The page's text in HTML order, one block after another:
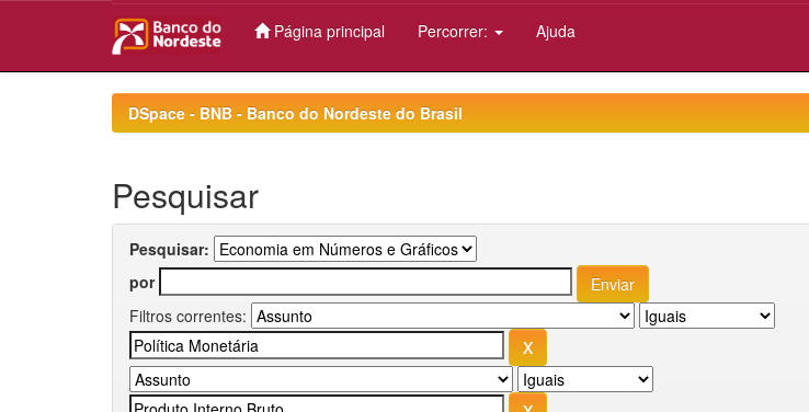
Página principal Percorrer: Ajuda
DSpace - BNB - Banco do Nordeste do Brasil
Pesquisar
Pesquisar:
por
Filtros correntes: